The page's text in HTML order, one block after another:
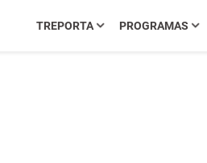
TREPORTA PROGRAMAS